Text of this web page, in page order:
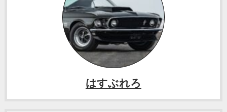
はすぶれろ